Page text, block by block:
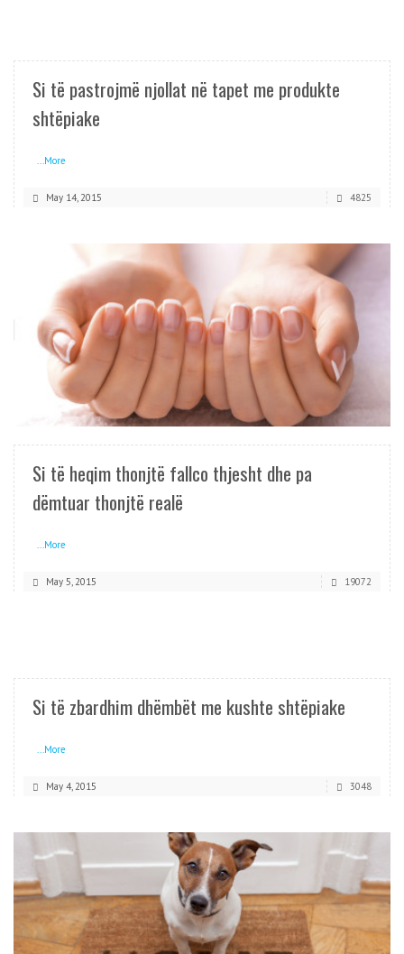
Si të pastrojmë njollat në tapet me produkte
shtëpiake
...More
May 14, 2015 4825
READ MORE
Si të heqim thonjtë fallco thjesht dhe pa
dëmtuar thonjtë realë
...More
May 5, 2015 19072
Si të zbardhim dhëmbët me kushte shtëpiake
...More
May 4, 2015 3048